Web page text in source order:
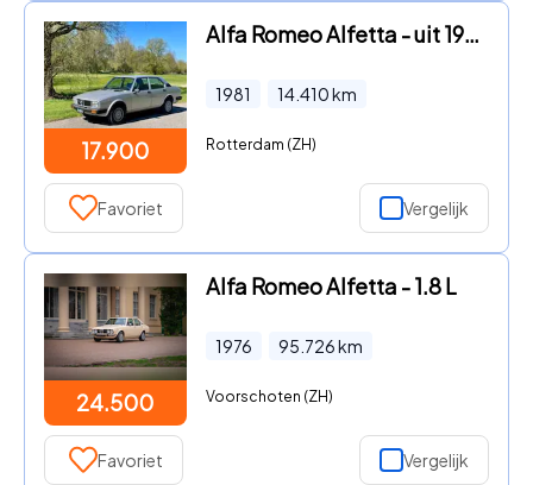
17.900
Alfa Romeo Alfetta - uit 1981, nieuwe 2.0 L motor en erg veel karakter
1981 14.410km
Rotterdam (ZH)
Favoriet Vergelijk
24.500
Alfa Romeo Alfetta - 1.8 L
1976 95.726km
Voorschoten (ZH)
Favoriet Vergelijk